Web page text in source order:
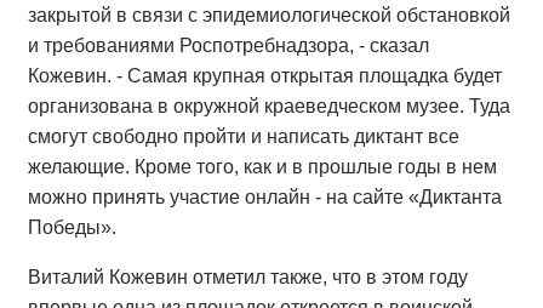
закрытой в связи с эпидемиологической обстановкой
и требованиями Роспотребнадзора, - сказал
Кожевин. - Самая крупная открытая площадка будет
организована в окружной краеведческом музее. Туда
смогут свободно пройти и написать диктант все
желающие. Кроме того, как и в прошлые годы в нем
можно принять участие онлайн - на сайте «Диктанта
Победы».
Виталий Кожевин отметил также, что в этом году